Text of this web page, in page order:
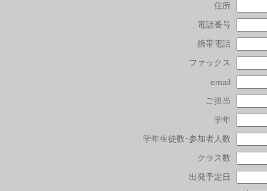
住所
電話番号
携帯電話
ファックス
email
ご担当
学年
学年生徒数･参加者人数
クラス数
出発予定日